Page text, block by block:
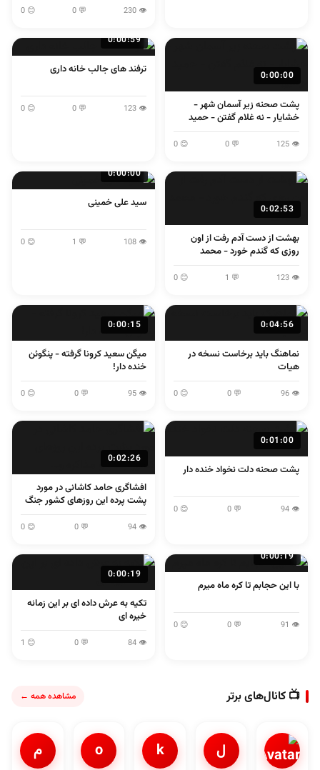
👁 230
💬 0
😊 0
0:00:00
پشت صحنه زیر آسمان شهر -
خشایار - نه غلام گفتن - حمید
👁 125
💬 0
😊 0
0:00:59
ترفند های جالب خانه داری
👁 123
💬 0
😊 0
0:02:53
بهشت از دست آدم رفت از اون
روزی که گندم خورد - محمد
👁 123
💬 1
😊 0
0:00:00
سید علی خمینی
👁 108
💬 1
😊 0
0:04:56
نماهنگ باید برخاست نسخه در
هیات
👁 96
💬 0
😊 0
0:00:15
میگن سعید کرونا گرفته - پنگوئن
خنده دار!
👁 95
💬 0
😊 0
0:01:00
پشت صحنه دلت نخواد خنده دار
👁 94
💬 0
😊 0
0:02:26
افشاگری حامد کاشانی در مورد
پشت پرده این روزهای کشور جنگ
👁 94
💬 0
😊 0
0:00:19
با این حجابم تا کره ماه میرم
👁 91
💬 0
😊 0
0:00:19
تکیه به عرش داده ای بر این زمانه
خیره ای
👁 84
💬 0
😊 1
📺 کانال‌های برتر مشاهده همه ←
ل k
o م